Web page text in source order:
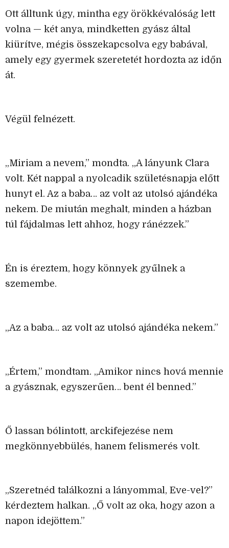
Ott álltunk úgy, mintha egy örökkévalóság lett
volna — két anya, mindketten gyász által
kiürítve, mégis összekapcsolva egy babával,
amely egy gyermek szeretetét hordozta az időn
át.
Végül felnézett.
„Miriam a nevem,” mondta. „A lányunk Clara
volt. Két nappal a nyolcadik születésnapja előtt
hunyt el. Az a baba… az volt az utolsó ajándéka
nekem. De miután meghalt, minden a házban
túl fájdalmas lett ahhoz, hogy ránézzek.”
Én is éreztem, hogy könnyek gyűlnek a
szemembe.
„Az a baba… az volt az utolsó ajándéka nekem.”
„Értem,” mondtam. „Amikor nincs hová mennie
a gyásznak, egyszerűen… bent él benned.”
Ő lassan bólintott, arckifejezése nem
megkönnyebbülés, hanem felismerés volt.
„Szeretnéd találkozni a lányommal, Eve-vel?”
kérdeztem halkan. „Ő volt az oka, hogy azon a
napon idejöttem.”